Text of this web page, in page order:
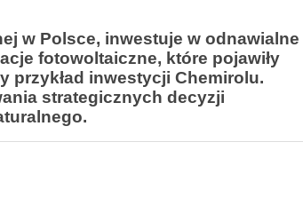
w Polsce, inwestuje w odnawialne
fotowoltaiczne, które pojawiły
przykład inwestycji Chemirolu.
strategicznych decyzji